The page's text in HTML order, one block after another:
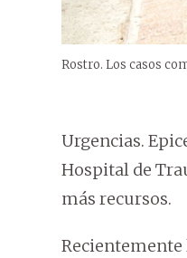
Rostro. Los casos
Urgencias.
Hospital de
más recursos.
Recientemente